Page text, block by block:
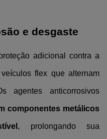
e desgaste
adicional contra a
flex que alternam
agentes anticorrosivos
componentes metálicos
, prolongando sua